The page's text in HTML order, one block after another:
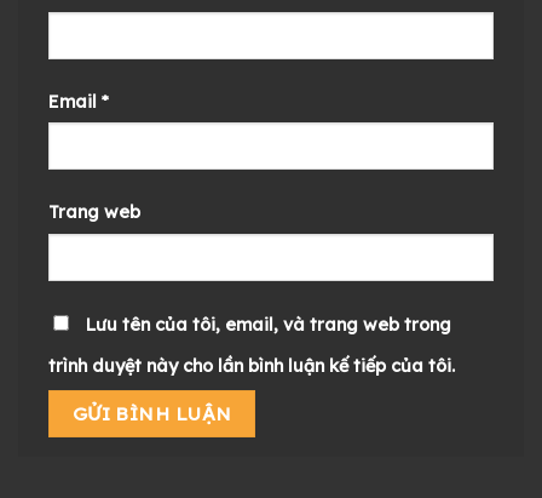
Email *
Trang web
Lưu tên của tôi, email, và trang web trong
trình duyệt này cho lần bình luận kế tiếp của tôi.